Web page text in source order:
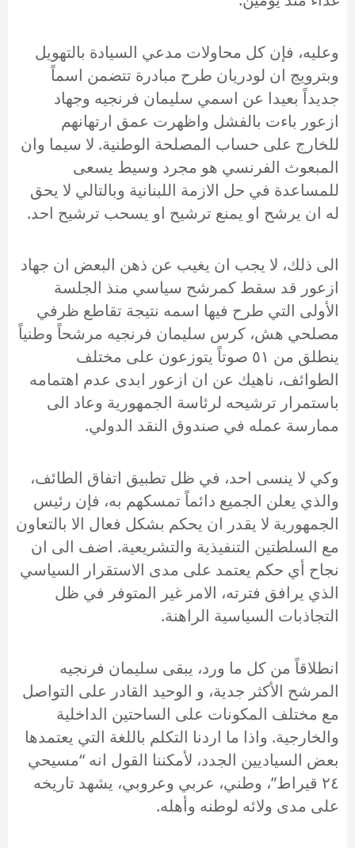
وعليه، فإن كل محاولات مدعي السيادة بالتهويل
وبترويج ان لودريان طرح مبادرة تتضمن اسماً
جديداً بعيدا عن اسمي سليمان فرنجيه وجهاد
ازعور باءت بالفشل واظهرت عمق ارتهانهم
للخارج على حساب المصلحة الوطنية. لا سيما وان
المبعوث الفرنسي هو مجرد وسيط يسعى
للمساعدة في حل الازمة اللبنانية وبالتالي لا يحق
له ان يرشح او يمنع ترشيح او يسحب ترشيح احد.
الى ذلك، لا يجب ان يغيب عن ذهن البعض ان جهاد
ازعور قد سقط كمرشح سياسي منذ الجلسة
الأولى التي طرح فيها اسمه نتيجة تقاطع ظرفي
مصلحي هش، كرس سليمان فرنجيه مرشحاً وطنياً
ينطلق من ٥١ صوتاً يتوزعون على مختلف
الطوائف، ناهيك عن ان ازعور ابدى عدم اهتمامه
باستمرار ترشيحه لرئاسة الجمهورية وعاد الى
ممارسة عمله في صندوق النقد الدولي.
وكي لا ينسى احد، في ظل تطبيق اتفاق الطائف،
والذي يعلن الجميع دائماً تمسكهم به، فإن رئيس
الجمهورية لا يقدر ان يحكم بشكل فعال الا بالتعاون
مع السلطتين التنفيذية والتشريعية. اضف الى ان
نجاح أي حكم يعتمد على مدى الاستقرار السياسي
الذي يرافق فترته، الامر غير المتوفر في ظل
التجاذبات السياسية الراهنة.
انطلاقاً من كل ما ورد، يبقى سليمان فرنجيه
المرشح الأكثر جدية، و الوحيد القادر على التواصل
مع مختلف المكونات على الساحتين الداخلية
والخارجية. واذا ما اردنا التكلم باللغة التي يعتمدها
بعض السياديين الجدد، لأمكننا القول انه “مسيحي
٢٤ قيراط”، وطني، عربي وعروبي، يشهد تاريخه
على مدى ولائه لوطنه وأهله.